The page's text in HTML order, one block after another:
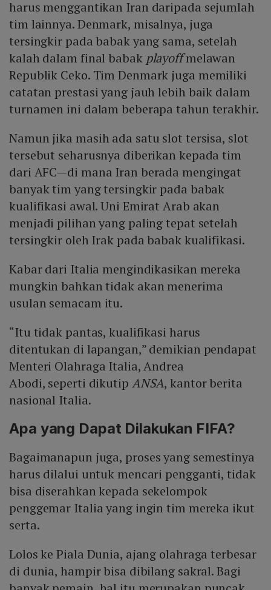
harus menggantikan Iran daripada sejumlah
tim lainnya. Denmark, misalnya, juga
tersingkir pada babak yang sama, setelah
kalah dalam final babak playoffmelawan
Republik Ceko. Tim Denmark juga memiliki
catatan prestasi yang jauh lebih baik dalam
turnamen ini dalam beberapa tahun terakhir.
Namun jika masih ada satu slot tersisa, slot
tersebut seharusnya diberikan kepada tim
dari AFC—di mana Iran berada mengingat
banyak tim yang tersingkir pada babak
kualifikasi awal. Uni Emirat Arab akan
menjadi pilihan yang paling tepat setelah
tersingkir oleh Irak pada babak kualifikasi.
Kabar dari Italia mengindikasikan mereka
mungkin bahkan tidak akan menerima
usulan semacam itu.
“Itu tidak pantas, kualifikasi harus
ditentukan di lapangan,” demikian pendapat
Menteri Olahraga Italia, Andrea
Abodi, seperti dikutip ANSA, kantor berita
nasional Italia.
Apa yang Dapat Dilakukan FIFA?
Bagaimanapun juga, proses yang semestinya
harus dilalui untuk mencari pengganti, tidak
bisa diserahkan kepada sekelompok
penggemar Italia yang ingin tim mereka ikut
serta.
Lolos ke Piala Dunia, ajang olahraga terbesar
di dunia, hampir bisa dibilang sakral. Bagi